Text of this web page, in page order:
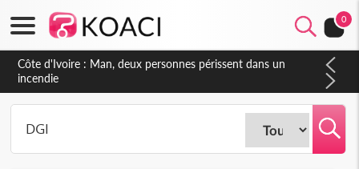
0
Côte d'Ivoire : Séileu, la célébration de la fête nationale
transformée en vaste campagne contre les produits
dépigmentants dangereux